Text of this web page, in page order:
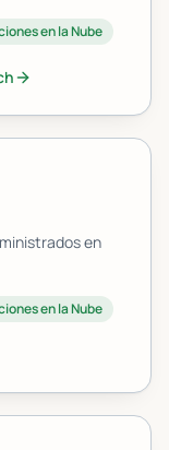
en la Nube
en
en la Nube